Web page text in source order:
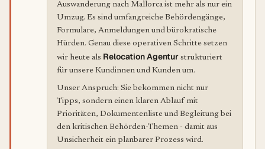
Auswanderung nach Mallorca ist mehr als nur ein
Umzug. Es sind umfangreiche Behördengänge,
Formulare, Anmeldungen und bürokratische
Hürden. Genau diese operativen Schritte setzen
wir heute als Relocation Agentur strukturiert
für unsere Kundinnen und Kunden um.
Unser Anspruch: Sie bekommen nicht nur
Tipps, sondern einen klaren Ablauf mit
Prioritäten, Dokumentenliste und Begleitung bei
den kritischen Behörden-Themen - damit aus
Unsicherheit ein planbarer Prozess wird.